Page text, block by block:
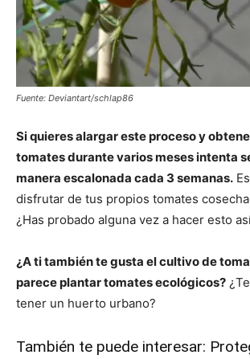
Fuente: Deviantart/schlap86
Si quieres alargar este proceso y
tomates durante varios meses intenta
manera escalonada cada 3 semanas.
disfrutar de tus propios tomates
¿Has probado alguna vez a hacer esto
¿A ti también te gusta el cultivo de
parece plantar tomates ecológicos?
tener un huerto urbano?
También te puede interesar: